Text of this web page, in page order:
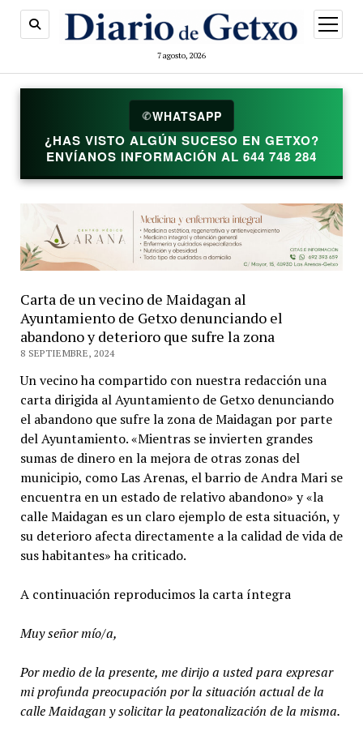
7 agosto, 2026
abrir
menú
✆WHATSAPP
¿HAS VISTO ALGÚN SUCESO EN GETXO?
ENVÍANOS INFORMACIÓN AL 644 748 284
Carta de un vecino de Maidagan al
Ayuntamiento de Getxo denunciando el
abandono y deterioro que sufre la zona
8 SEPTIEMBRE, 2024
Un vecino ha compartido con nuestra redacción una
carta dirigida al Ayuntamiento de Getxo denunciando
el abandono que sufre la zona de Maidagan por parte
del Ayuntamiento. «Mientras se invierten grandes
sumas de dinero en la mejora de otras zonas del
municipio, como Las Arenas, el barrio de Andra Mari se
encuentra en un estado de relativo abandono» y «la
calle Maidagan es un claro ejemplo de esta situación, y
su deterioro afecta directamente a la calidad de vida de
sus habitantes» ha criticado.
A continuación reproducimos la carta íntegra
Muy señor mío/a,
Por medio de la presente, me dirijo a usted para expresar
mi profunda preocupación por la situación actual de la
calle Maidagan y solicitar la peatonalización de la misma.